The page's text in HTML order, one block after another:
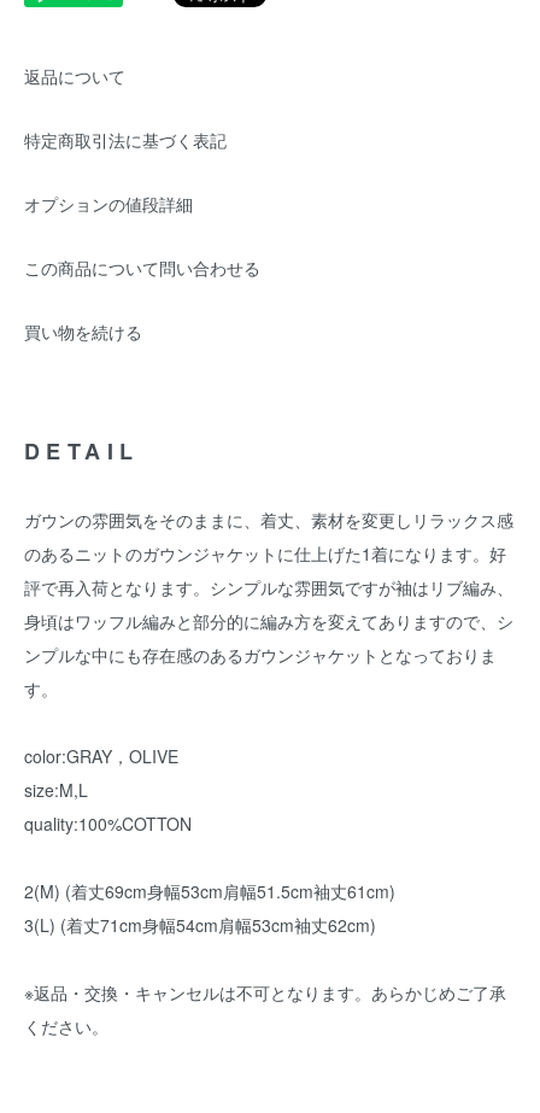
返品について
特定商取引法に基づく表記
オプションの値段詳細
この商品について問い合わせる
買い物を続ける
DETAIL
ガウンの雰囲気をそのままに、着丈、素材を変更しリラックス感
のあるニットのガウンジャケットに仕上げた1着になります。好
評で再入荷となります。シンプルな雰囲気ですが袖はリブ編み、
身頃はワッフル編みと部分的に編み方を変えてありますので、シ
ンプルな中にも存在感のあるガウンジャケットとなっておりま
す。
color:GRAY，OLIVE
size:M,L
quality:100%COTTON
2(M) (着丈69cm身幅53cm肩幅51.5cm袖丈61cm)
3(L) (着丈71cm身幅54cm肩幅53cm袖丈62cm)
※返品・交換・キャンセルは不可となります。あらかじめご了承
ください。